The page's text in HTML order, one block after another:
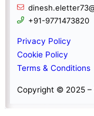
+91-9771473820
Privacy Policy
Cookie Policy
Terms & Conditions
Copyright © 2025 –